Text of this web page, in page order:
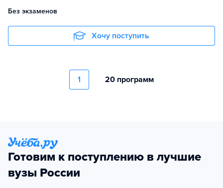
Без экзаменов
Хочу поступить
1 20 программ
Готовим к поступлению в лучшие
вузы России